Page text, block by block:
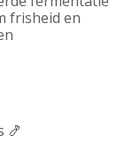
frisheid en
🍤